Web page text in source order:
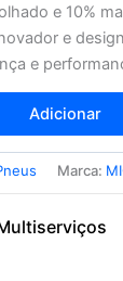
e 10%
e
e
Adicionar
Marca: